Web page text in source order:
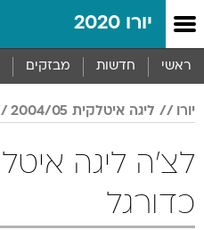
יורו 2020
ראשי חדשות מבזקים
יורו ליגה איטלקית 2004/05
כדורגל